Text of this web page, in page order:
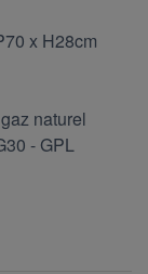
x H28cm
naturel
- GPL